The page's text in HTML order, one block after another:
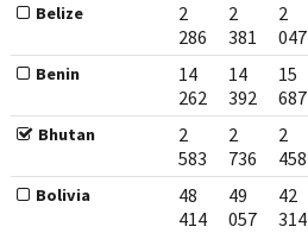
Belize
2
286
2
381
2
047
Benin
14
262
14
392
15
687
Bhutan
2
583
2
736
2
458
Bolivia
48
414
49
057
42
314